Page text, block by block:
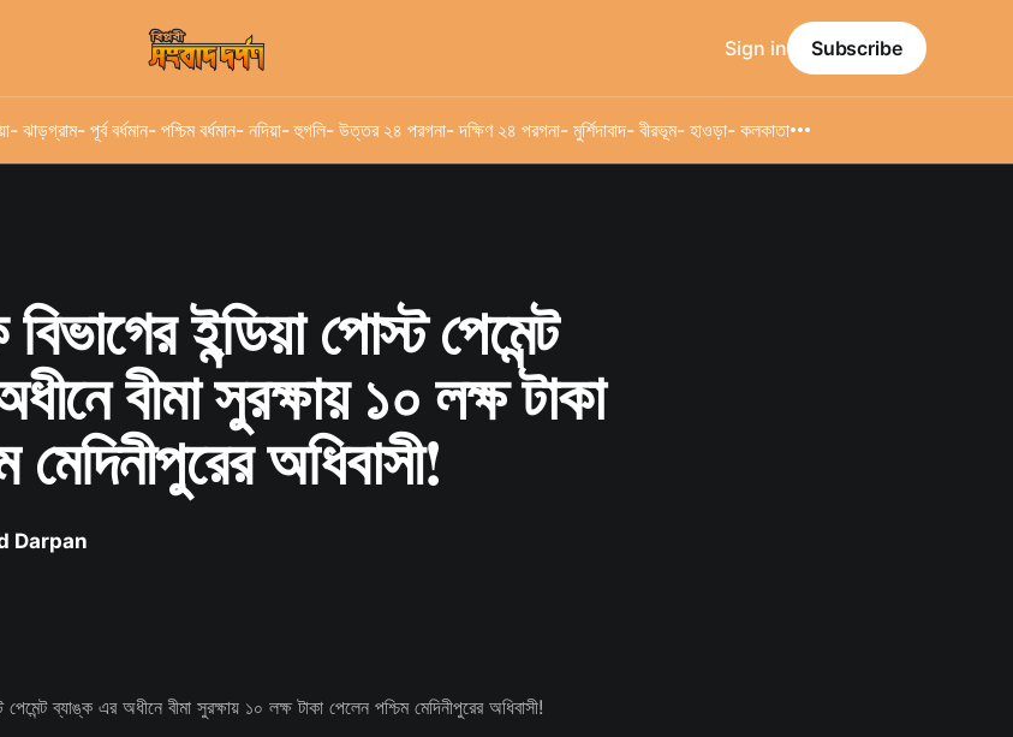
- ঝাড়গ্রাম- পূর্ব বর্ধমান- পশ্চিম বর্ধমান- নদিয়া- হুগলি- উত্তর ২৪ পরগনা- দক্ষিণ ২৪ পরগনা- মুর্শিদাবাদ- বীরভূম- হাওড়া- কলকাতা
Sign in Subscribe
ইন্ডিয়া পোস্ট পেমেন্ট
বীমা সুরক্ষায় ১০ লক্ষ টাকা
মেদিনীপুরের অধিবাসী!
Darpan